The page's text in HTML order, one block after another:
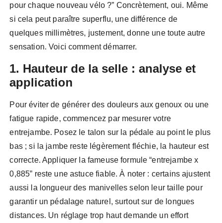
pour chaque nouveau vélo ?” Concrètement, oui. Même
si cela peut paraître superflu, une différence de
quelques millimètres, justement, donne une toute autre
sensation. Voici comment démarrer.
1. Hauteur de la selle : analyse et
application
Pour éviter de générer des douleurs aux genoux ou une
fatigue rapide, commencez par mesurer votre
entrejambe. Posez le talon sur la pédale au point le plus
bas ; si la jambe reste légèrement fléchie, la hauteur est
correcte. Appliquer la fameuse formule “entrejambe x
0,885” reste une astuce fiable. À noter : certains ajustent
aussi la longueur des manivelles selon leur taille pour
garantir un pédalage naturel, surtout sur de longues
distances. Un réglage trop haut demande un effort